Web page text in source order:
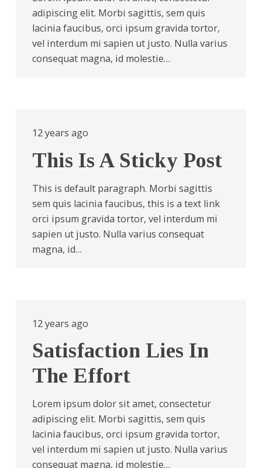
adipiscing elit. Morbi sagittis, sem quis
lacinia faucibus, orci ipsum gravida tortor,
vel interdum mi sapien ut justo. Nulla varius
consequat magna, id molestie…
12 years ago
This Is A Sticky Post
This is default paragraph. Morbi sagittis
sem quis lacinia faucibus, this is a text link
orci ipsum gravida tortor, vel interdum mi
sapien ut justo. Nulla varius consequat
magna, id…
12 years ago
Satisfaction Lies In
The Effort
Lorem ipsum dolor sit amet, consectetur
adipiscing elit. Morbi sagittis, sem quis
lacinia faucibus, orci ipsum gravida tortor,
vel interdum mi sapien ut justo. Nulla varius
consequat magna, id molestie…